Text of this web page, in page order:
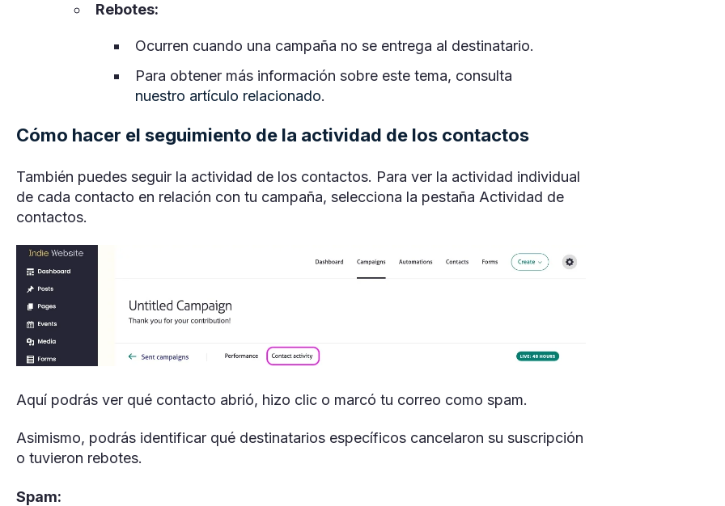
Rebotes:
Ocurren cuando una campaña no se entrega al destinatario.
Para obtener más información sobre este tema, consulta
nuestro artículo relacionado.
Cómo hacer el seguimiento de la actividad de los contactos
También puedes seguir la actividad de los contactos. Para ver la actividad individual
de cada contacto en relación con tu campaña, selecciona la pestaña Actividad de
contactos.
Aquí podrás ver qué contacto abrió, hizo clic o marcó tu correo como spam.
Asimismo, podrás identificar qué destinatarios específicos cancelaron su suscripción
o tuvieron rebotes.
Spam: